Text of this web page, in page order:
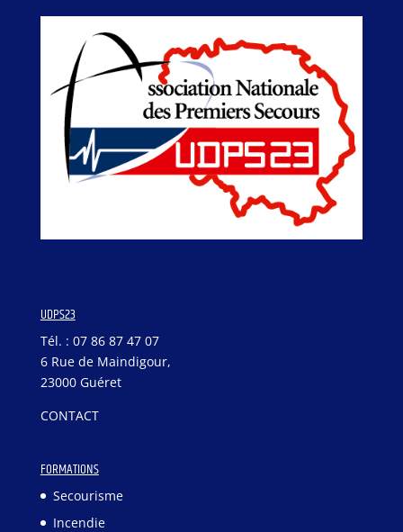
UDPS23
Tél. : 07 86 87 47 07
6 Rue de Maindigour,
23000 Guéret
CONTACT
FORMATIONS
Secourisme
Incendie